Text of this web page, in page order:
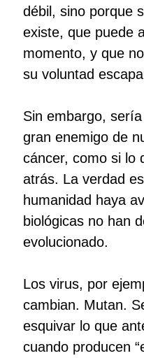
débil, sino porque
existe, que puede
momento, y que
su voluntad
Sin embargo,
gran enemigo de
cáncer, como si lo
atrás. La verdad
humanidad haya
biológicas no han
evolucionado.
Los virus, por
cambian. Mutan.
esquivar lo que
cuando producen